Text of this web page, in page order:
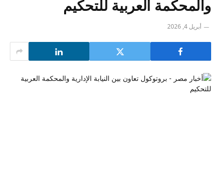
والمحكمة العربية للتحكيم
أبريل 4, 2026